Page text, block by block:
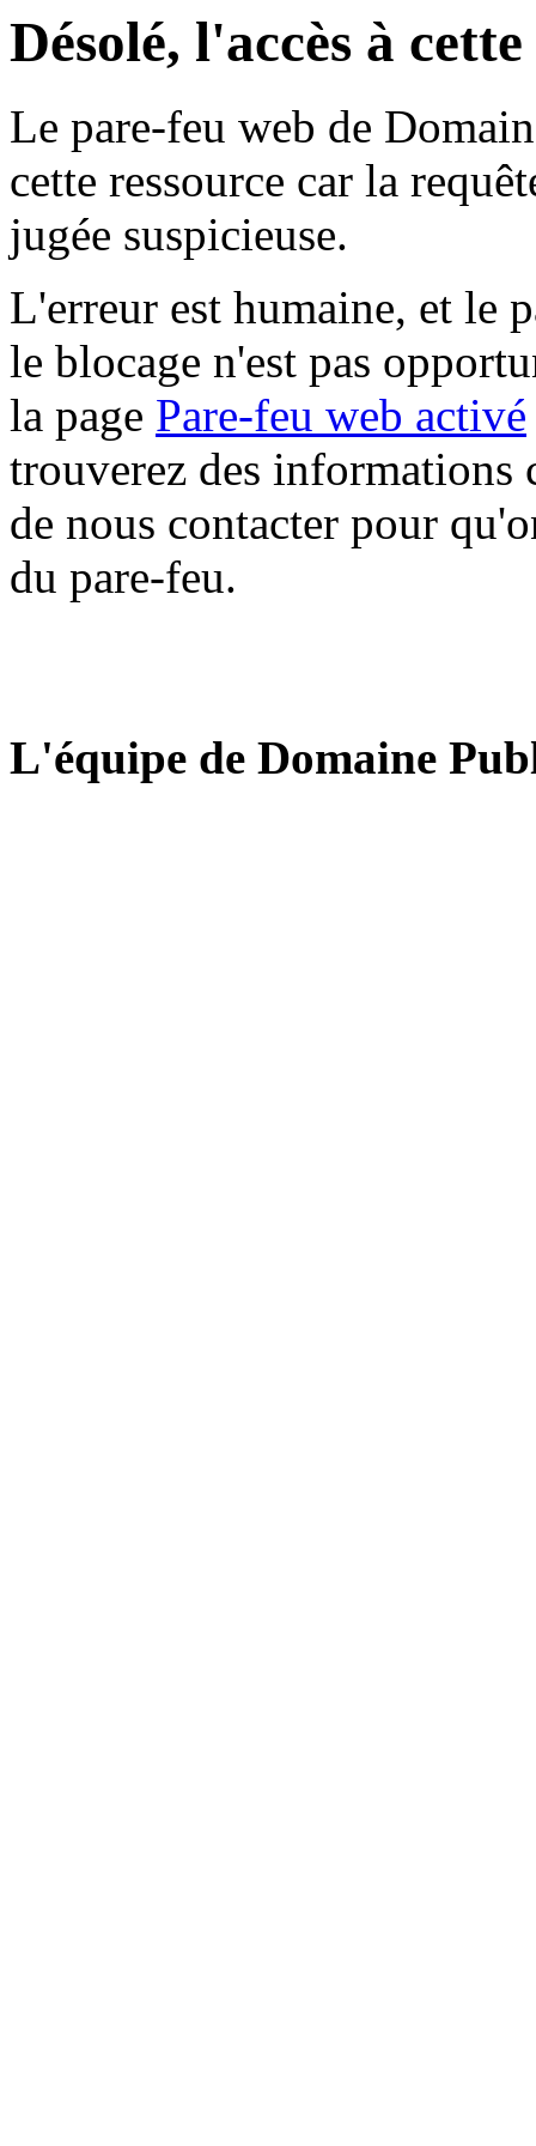
Désolé, l'accès à
Le pare-feu web de
cette ressource car la
jugée suspicieuse.
L'erreur est humaine, et le
le blocage n'est pas
la page Pare-feu web activé
trouverez des informations
de nous contacter pour
du pare-feu.
L'équipe de Domaine